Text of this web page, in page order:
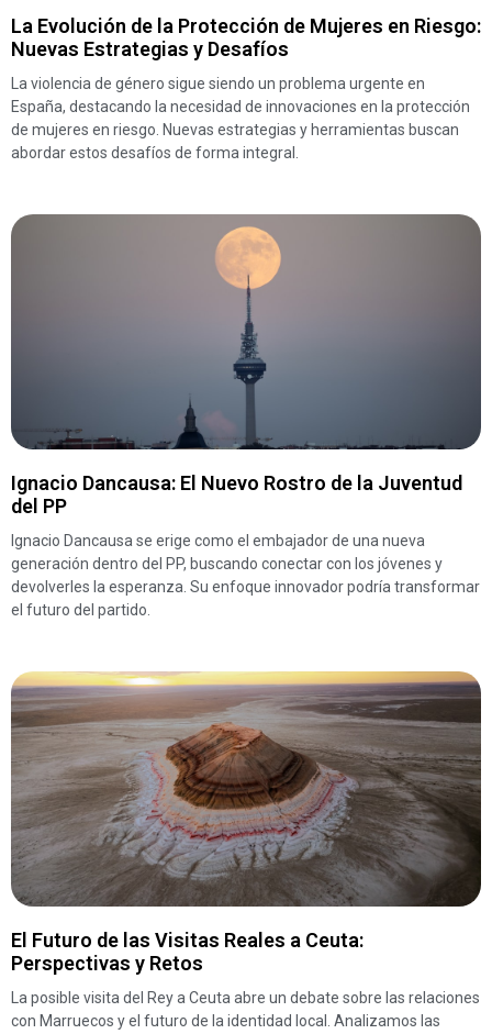
La Evolución de la Protección de Mujeres en Riesgo:
Nuevas Estrategias y Desafíos
La violencia de género sigue siendo un problema urgente en
España, destacando la necesidad de innovaciones en la protección
de mujeres en riesgo. Nuevas estrategias y herramientas buscan
abordar estos desafíos de forma integral.
Ignacio Dancausa: El Nuevo Rostro de la Juventud
del PP
Ignacio Dancausa se erige como el embajador de una nueva
generación dentro del PP, buscando conectar con los jóvenes y
devolverles la esperanza. Su enfoque innovador podría transformar
el futuro del partido.
El Futuro de las Visitas Reales a Ceuta:
Perspectivas y Retos
La posible visita del Rey a Ceuta abre un debate sobre las relaciones
con Marruecos y el futuro de la identidad local. Analizamos las